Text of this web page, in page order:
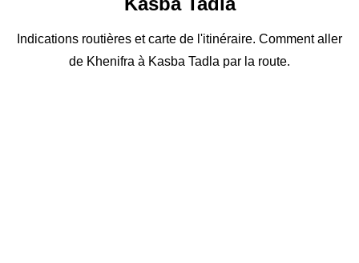
Indications routières et carte de l'itinéraire. Comment aller
de Khenifra à Kasba Tadla par la route.